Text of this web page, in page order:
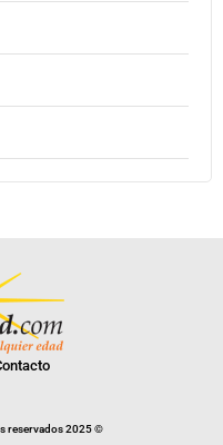
reservados 2025 ©